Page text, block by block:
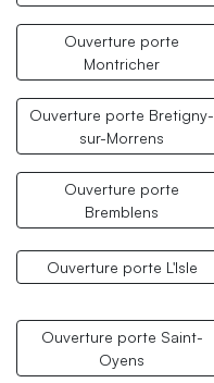
Ouverture porte
Montricher
Ouverture porte Bretigny-
sur-Morrens
Ouverture porte
Bremblens
Ouverture porte L'Isle
Ouverture porte Saint-
Oyens